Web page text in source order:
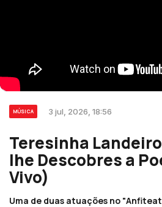
MÚSICA 3 jul, 2026, 18:56
Teresinha
lhe Descobres a
Vivo)
Uma de duas atuações no